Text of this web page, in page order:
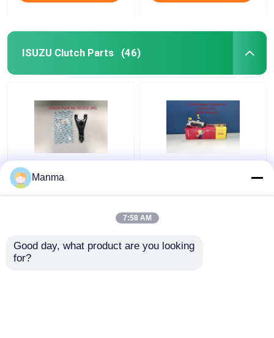
ISUZU Clutch Parts (46)
Forcella ISUZU Clutch
Parts For ISUZU NKR
Manma
7:58 AM
Good day, what product are you looking
for?